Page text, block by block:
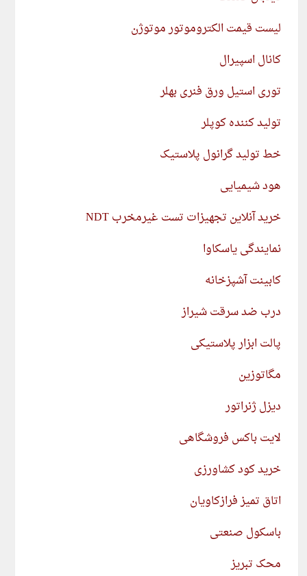
لیست قیمت الکتروموتور موتوژن
کانال اسپیرال
توری استیل ورق فنری بهلر
تولید کننده کوپلر
خط تولید گرانول پلاستیک
هود شیمیایی
خرید آنلاین تجهیزات تست غیرمخرب NDT
نمایندگی یاسکاوا
کابینت آشپزخانه
درب ضد سرقت شیراز
پالت ابزار پلاستیکی
مگاتوزین
دیزل ژنراتور
لایت باکس فروشگاهی
خرید کود کشاورزی
اتاق تمیز فرازکاویان
باسکول صنعتی
محک تبریز